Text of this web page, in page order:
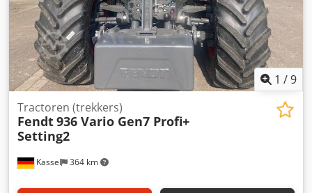
1 /9
Kassel 364 km
Tractoren (trekkers)
Fendt936 Vario Gen7 Profi+
Setting2